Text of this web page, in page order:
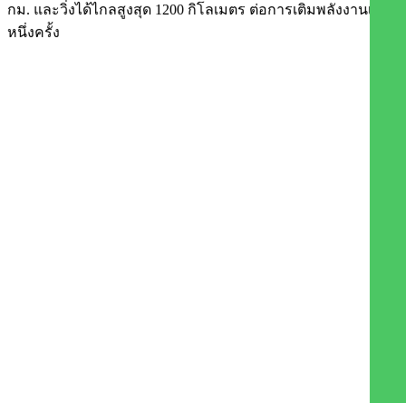
กม. และวิ่งได้ไกลสูงสุด 1200 กิโลเมตร ต่อการเติมพลังงานเต็ม
หนึ่งครั้ง​